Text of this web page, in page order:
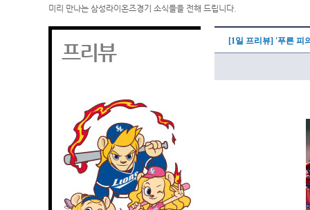
미리 만나는 삼성라이온즈경기 소식들을 전해 드립니다.
프리뷰 [1일 프리뷰] '푸른 피